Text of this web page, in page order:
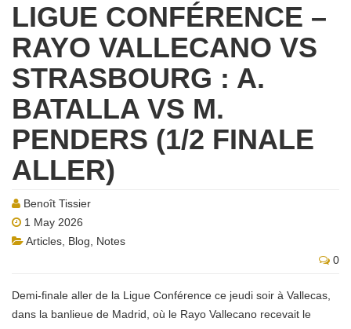
LIGUE CONFÉRENCE –
RAYO VALLECANO VS
STRASBOURG : A.
BATALLA VS M.
PENDERS (1/2 FINALE
ALLER)
Benoît Tissier
1 May 2026
Articles Blog
Notes
0
Demi-finale aller de la Ligue Conférence ce jeudi soir à Vallecas,
dans la banlieue de Madrid, où le Rayo Vallecano recevait le